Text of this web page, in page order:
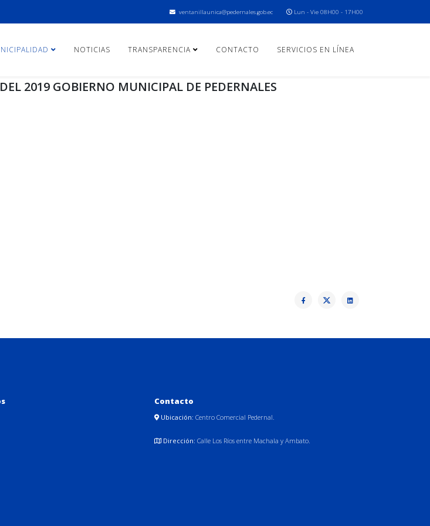
ventanillaunica@pedernales.gob.ec Lun - Vie 08H00 - 17H00
NOTICIAS TRANSPARENCIA CONTACTO SERVICIOS EN LÍNEA
2019 GOBIERNO MUNICIPAL DE PEDERNALES
Contacto
Ubicación: Centro Comercial Pedernal.
Dirección: Calle Los Ríos entre Machala y Ambato.